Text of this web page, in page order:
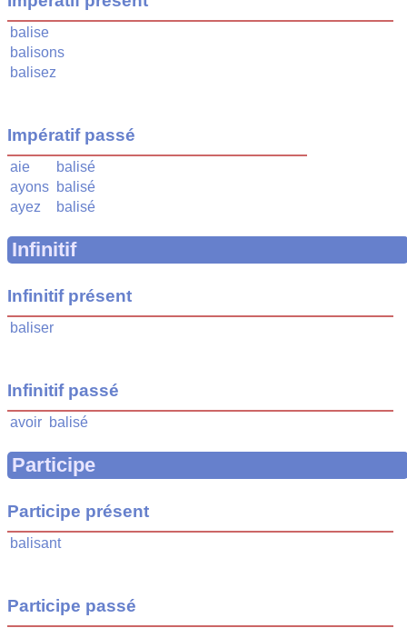
balise
balisons
balisez
Impératif passé
aie
balisé
ayons balisé
ayez
balisé
Infinitif
Infinitif présent
baliser
Infinitif passé
avoir balisé
Participe
Participe présent
balisant
Participe passé